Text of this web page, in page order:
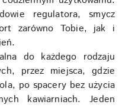
regulatora, smycz
zarówno Tobie, jak i
do każdego rodzaju
przez miejsca, gdzie
po spacery bez użycia
kawiarniach. Jeden